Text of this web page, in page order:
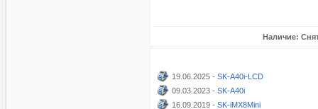
Наличие:
19.06.2025 - SK-A40i-LCD
09.03.2023 - SK-A40i
16.09.2019 - SK-iMX8Mini